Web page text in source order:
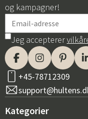
og kampagner!
Jeg accepterer
+45-78712309
Kategorier